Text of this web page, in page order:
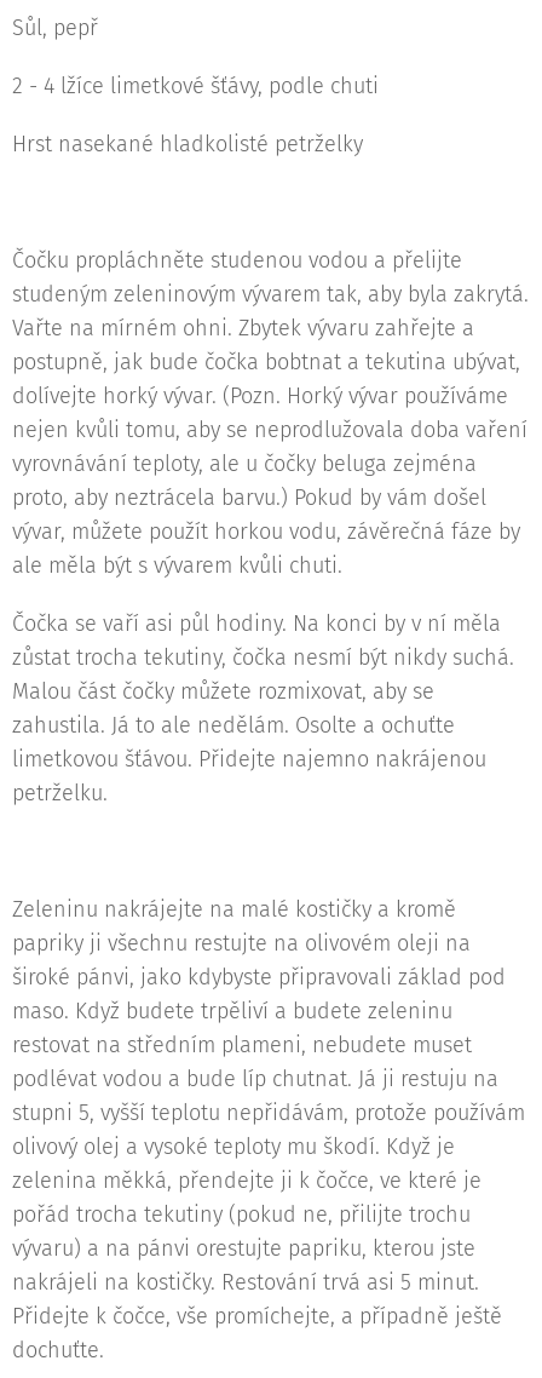
Sůl, pepř
2 - 4 lžíce limetkové šťávy, podle chuti
Hrst nasekané hladkolisté petrželky
Čočku propláchněte studenou vodou a přelijte
studeným zeleninovým vývarem tak, aby byla zakrytá.
Vařte na mírném ohni. Zbytek vývaru zahřejte a
postupně, jak bude čočka bobtnat a tekutina ubývat,
dolívejte horký vývar. (Pozn. Horký vývar používáme
nejen kvůli tomu, aby se neprodlužovala doba vaření
vyrovnávání teploty, ale u čočky beluga zejména
proto, aby neztrácela barvu.) Pokud by vám došel
vývar, můžete použít horkou vodu, závěrečná fáze by
ale měla být s vývarem kvůli chuti.
Čočka se vaří asi půl hodiny. Na konci by v ní měla
zůstat trocha tekutiny, čočka nesmí být nikdy suchá.
Malou část čočky můžete rozmixovat, aby se
zahustila. Já to ale nedělám. Osolte a ochuťte
limetkovou šťávou. Přidejte najemno nakrájenou
petrželku.
Zeleninu nakrájejte na malé kostičky a kromě
papriky ji všechnu restujte na olivovém oleji na
široké pánvi, jako kdybyste připravovali základ pod
maso. Když budete trpěliví a budete zeleninu
restovat na středním plameni, nebudete muset
podlévat vodou a bude líp chutnat. Já ji restuju na
stupni 5, vyšší teplotu nepřidávám, protože používám
olivový olej a vysoké teploty mu škodí. Když je
zelenina měkká, přendejte ji k čočce, ve které je
pořád trocha tekutiny (pokud ne, přilijte trochu
vývaru) a na pánvi orestujte papriku, kterou jste
nakrájeli na kostičky. Restování trvá asi 5 minut.
Přidejte k čočce, vše promíchejte, a případně ještě
dochuťte.